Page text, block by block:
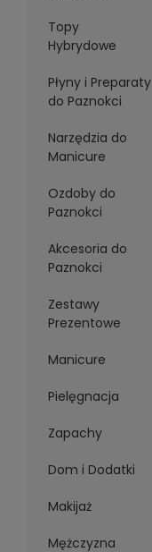
Topy
Hybrydowe
Płyny i Preparaty
do Paznokci
Narzędzia do
Manicure
Ozdoby do
Paznokci
Akcesoria do
Paznokci
Zestawy
Prezentowe
Manicure
Pielęgnacja
Zapachy
Dom i Dodatki
Makijaż
Mężczyzna